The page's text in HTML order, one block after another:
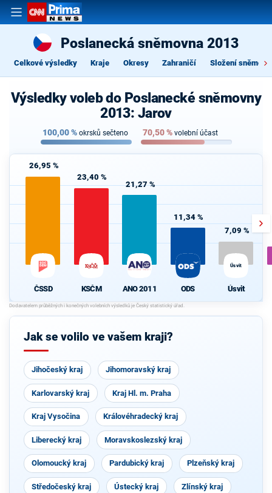
Poslanecká sněmovna 2013
Celkové výsledky Kraje Okresy Zahraničí Složení
Výsledky voleb do Poslanecké sněmovny
2013: Jarov
100,00% okrsků sečteno 70,50% volební účast
26,95 %
ČSSD
23,40 %
KSČM
21,27 %
ANO 2011
11,34 %
ODS
7,09 %
Úsvit
Úsvit
Jak se volilo ve vašem kraji?
Jihočeský kraj Jihomoravský kraj
Karlovarský kraj Kraj Hl. m. Praha
Kraj Vysočina Královéhradecký kraj
Liberecký kraj Moravskoslezský kraj
Olomoucký kraj Pardubický kraj Plzeňský kraj
Středočeský kraj Ústecký kraj Zlínský kraj